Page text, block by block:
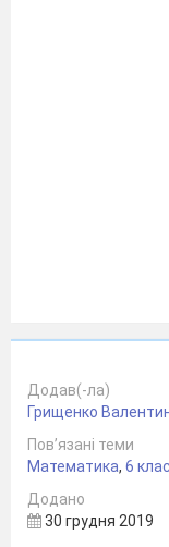
Додав(-ла)
Грищенко
Пов’язані теми
Математика, 6 клас
Додано
30 грудня 2019